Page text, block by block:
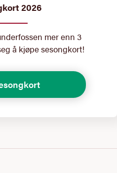
2026
mer enn 3
å kjøpe sesongkort!